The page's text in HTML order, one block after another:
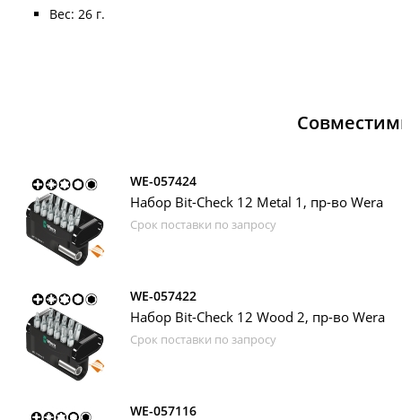
Вес: 26 г.
WE-057424
Набор Bit-Check 12 Metal 1, пр-во Wera
Срок поставки по запросу
WE-057422
Набор Bit-Check 12 Wood 2, пр-во Wera
Срок поставки по запросу
WE-057116